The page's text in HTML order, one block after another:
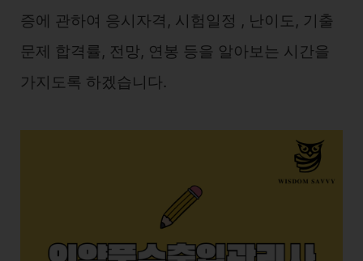
증에 관하여 응시자격, 시험일정 , 난이도, 기출
문제 합격률, 전망, 연봉 등을 알아보는 시간을
가지도록 하겠습니다.